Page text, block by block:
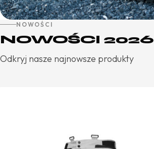
NOWOŚCI
NOWOŚCI 2026
Odkryj nasze najnowsze produkty